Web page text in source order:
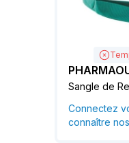
Sangle de
Connectez
connaître